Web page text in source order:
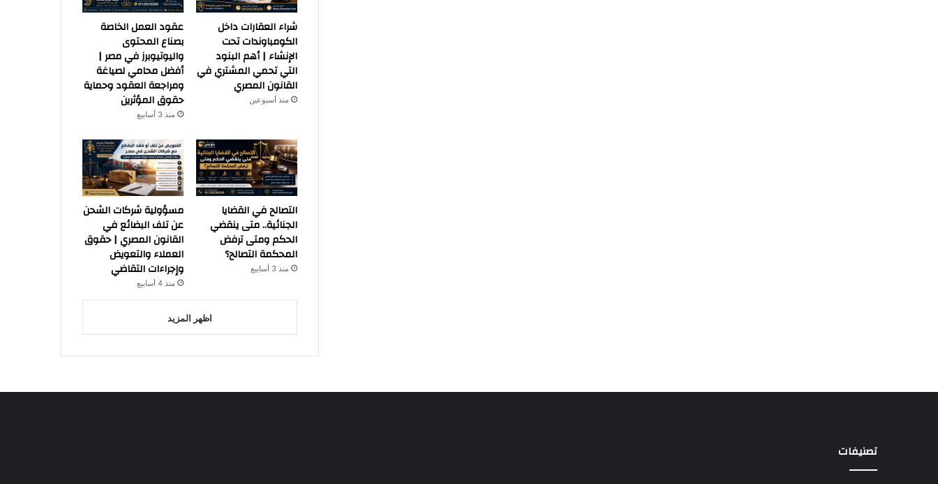
شراء العقارات داخل
الكومباوندات تحت
الإنشاء | أهم البنود
التي تحمي المشتري في
القانون المصري
منذ أسبوعين
عقود العمل الخاصة
بصناع المحتوى
واليوتيوبرز في مصر |
أفضل محامي لصياغة
ومراجعة العقود وحماية
حقوق المؤثرين
منذ 3 أسابيع
التصالح في القضايا
الجنائية.. متى ينقضي
الحكم ومتى ترفض
المحكمة التصالح؟
منذ 3 أسابيع
مسؤولية شركات الشحن
عن تلف البضائع في
القانون المصري | حقوق
العملاء والتعويض
وإجراءات التقاضي
منذ 4 أسابيع
اظهر المزيد
تصنيفات